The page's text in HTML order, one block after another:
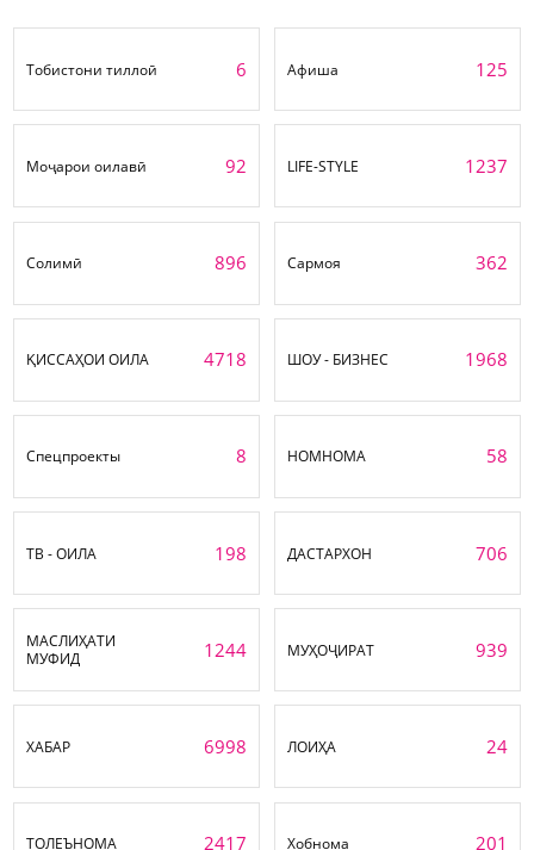
Тобистони тиллоӣ 6 Афиша 125
Моҷарои оилавӣ 92 LIFE-STYLE 1237
Солимӣ 896 Сармоя 362
ҚИССАҲОИ ОИЛА 4718 ШОУ - БИЗНЕС 1968
Спецпроекты 8 НОМНОМА 58
ТВ - ОИЛА 198 ДАСТАРХОН 706
МАСЛИҲАТИ
МУФИД
1244 МУҲОҶИРАТ 939
ХАБАР 6998 ЛОИҲА 24
ТОЛЕЪНОМА 2417 Хобнома 201